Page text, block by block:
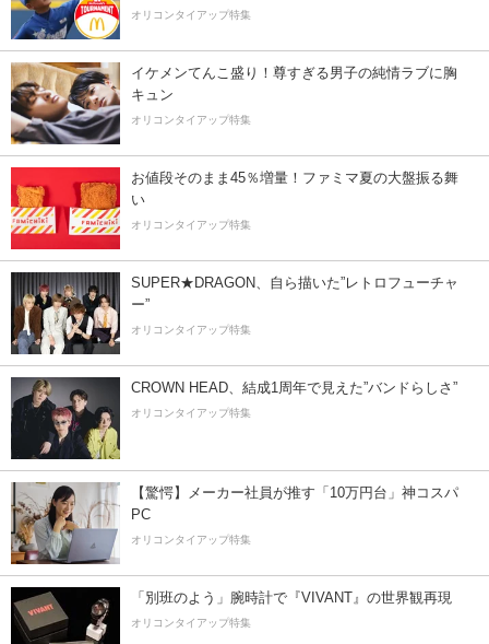
オリコンタイアップ特集
イケメンてんこ盛り！尊すぎる男子の純情ラブに胸
キュン
オリコンタイアップ特集
お値段そのまま45％増量！ファミマ夏の大盤振る舞
い
オリコンタイアップ特集
SUPER★DRAGON、自ら描いた”レトロフューチャ
ー”
オリコンタイアップ特集
CROWN HEAD、結成1周年で見えた”バンドらしさ”
オリコンタイアップ特集
【驚愕】メーカー社員が推す「10万円台」神コスパ
PC
オリコンタイアップ特集
「別班のよう」腕時計で『VIVANT』の世界観再現
オリコンタイアップ特集